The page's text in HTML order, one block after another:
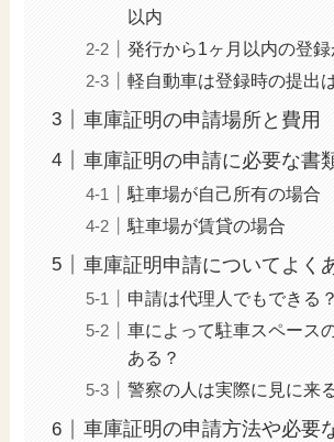
以内
発行から1ヶ月以内の登
軽自動車は登録時の提出
車庫証明の申請場所と費用
車庫証明の申請に必要な書
駐車場が自己所有の場合
駐車場が賃貸の場合
車庫証明申請についてよく
申請は代理人でもできる？
車によって駐車スペース
ある？
警察の人は実際に見に来
車庫証明の申請方法や必要